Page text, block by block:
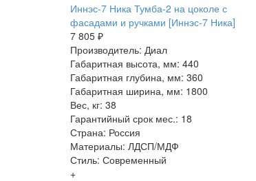
Иннэс-7 Ника Тумба-2 на цоколе с
фасадами и ручками [Иннэс-7 Ника]
7 805 ₽
Производитель: Диал
Габаритная высота, мм: 440
Габаритная глубина, мм: 360
Габаритная ширина, мм: 1800
Вес, кг: 38
Гарантийный срок мес.: 18
Страна: Россия
Материалы: ЛДСП/МДФ
Стиль: Современный
+